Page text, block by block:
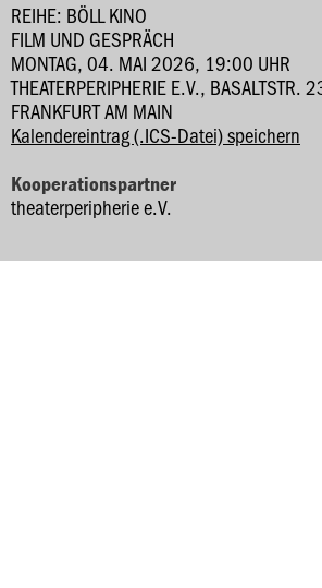
REIHE: BÖLL KINO
FILM UND GESPRÄCH
MONTAG, 04. MAI 2026, 19:00 UHR
THEATERPERIPHERIE E.V.,
FRANKFURT AM MAIN
Kalendereintrag (.ICS-Datei) speichern
Kooperationspartner
theaterperipherie e.V.